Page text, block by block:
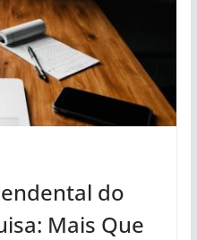
do
Mais Que